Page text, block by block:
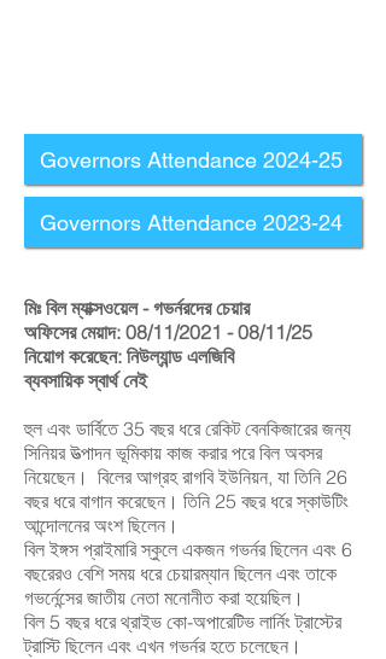
Governors Attendance 2024-25
Governors Attendance 2023-24
মিঃ বিল ম্যাক্সওয়েল - গভর্নরদের চেয়ার
অফিসের মেয়াদ: 08/11/2021 - 08/11/25
নিয়োগ করেছেন: নিউল্যান্ড এলজিবি
ব্যবসায়িক স্বার্থ নেই
হুল এবং ডার্বিতে 35 বছর ধরে রেকিট বেনকিজারের জন্য
সিনিয়র উত্পাদন ভূমিকায় কাজ করার পরে বিল অবসর
নিয়েছেন। বিলের আগ্রহ রাগবি ইউনিয়ন, যা তিনি 26
বছর ধরে বাগান করেছেন। তিনি 25 বছর ধরে স্কাউটিং
আন্দোলনের অংশ ছিলেন।
বিল ইঙ্গস প্রাইমারি স্কুলে একজন গভর্নর ছিলেন এবং 6
বছরেরও বেশি সময় ধরে চেয়ারম্যান ছিলেন এবং তাকে
গভর্নেন্সের জাতীয় নেতা মনোনীত করা হয়েছিল।
বিল 5 বছর ধরে থ্রাইভ কো-অপারেটিভ লার্নিং ট্রাস্টের
ট্রাস্টি ছিলেন এবং এখন গভর্নর হতে চলেছেন।